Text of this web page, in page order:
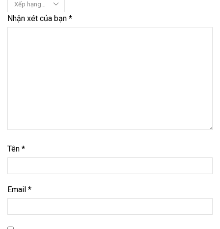
Nhận xét của bạn *
Tên *
Email *